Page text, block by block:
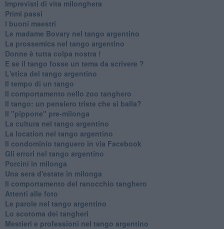
Imprevisti di vita milonghera
Primi passi
I buoni maestri
Le madame Bovary nel tango argentino
La prossemica nel tango argentino
Donne è tutta colpa nostra !
E se il tango fosse un tema da scrivere ?
L'etica del tango argentino
Il tempo di un tango
Il comportamento nello zoo tanghero
Il tango: un pensiero triste che si balla?
Il "pippone" pre-milonga
La cultura nel tango argentino
La location nel tango argentino
Il condominio tanguero in via Facebook
Gli errori nel tango argentino
Porcini in milonga
Una sera d'estate in milonga
Il comportamento del ranocchio tanghero
Attenti alle foto
Le parole nel tango argentino
Lo scotoma dei tangheri
Mestieri e professioni nel tango argentino